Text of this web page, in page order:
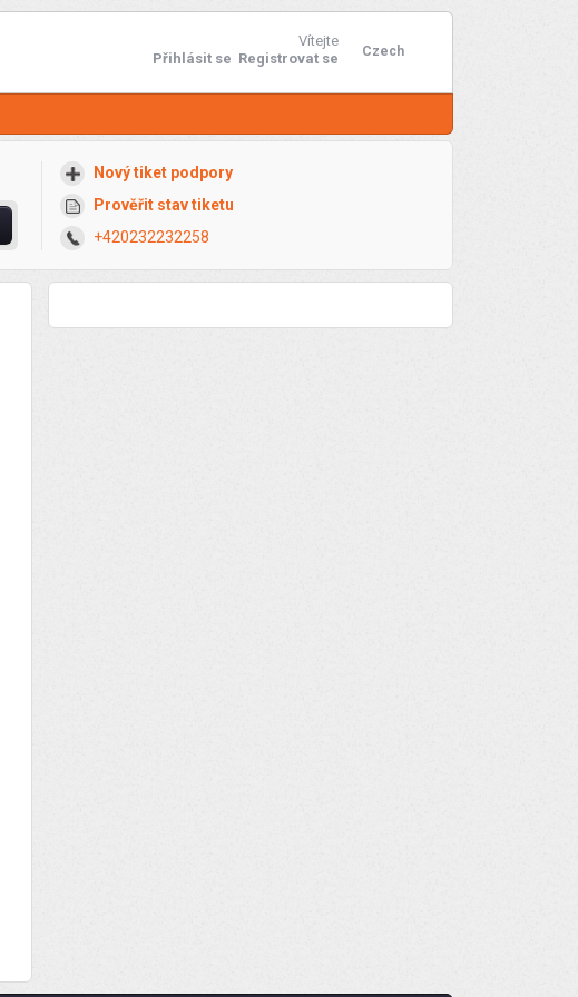
Czech
Vítejte
Přihlásit se Registrovat se
Nový tiket podpory
Prověřit stav tiketu
+420232232258